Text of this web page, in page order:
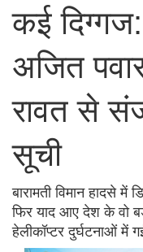
कई
अजित
रावत से
सूची
बारामती विमान हादसे में
फिर याद आए देश के वो
हेलीकॉप्टर दुर्घटनाओं में